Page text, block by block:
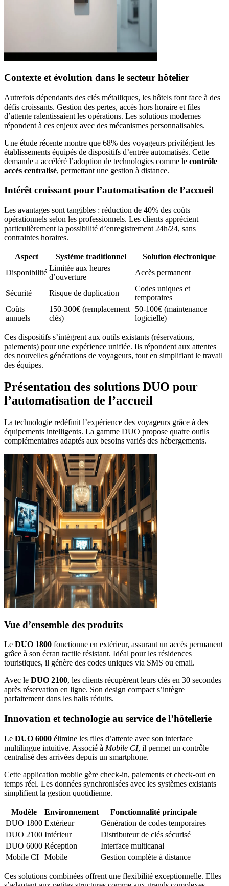
Contexte et évolution dans le secteur hôtelier
Autrefois dépendants des clés métalliques, les hôtels font face à des
défis croissants. Gestion des pertes, accès hors horaire et files
d’attente ralentissaient les opérations. Les solutions modernes
répondent à ces enjeux avec des mécanismes personnalisables.
Une étude récente montre que 68% des voyageurs privilégient les
établissements équipés de dispositifs d’entrée automatisés. Cette
demande a accéléré l’adoption de technologies comme le contrôle
accès centralisé, permettant une gestion à distance.
Intérêt croissant pour l’automatisation de l’accueil
Les avantages sont tangibles : réduction de 40% des coûts
opérationnels selon les professionnels. Les clients apprécient
particulièrement la possibilité d’enregistrement 24h/24, sans
contraintes horaires.
Aspect Système traditionnel
Solution électronique
Disponibilité
Limitée aux heures
d’ouverture
Accès permanent
Sécurité Risque de duplication
Codes uniques et
temporaires
Coûts
annuels
150-300€ (remplacement
clés)
50-100€ (maintenance
logicielle)
Ces dispositifs s’intègrent aux outils existants (réservations,
paiements) pour une expérience unifiée. Ils répondent aux attentes
des nouvelles générations de voyageurs, tout en simplifiant le travail
des équipes.
Présentation des solutions DUO pour
l’automatisation de l’accueil
La technologie redéfinit l’expérience des voyageurs grâce à des
équipements intelligents. La gamme DUO propose quatre outils
complémentaires adaptés aux besoins variés des hébergements.
Vue d’ensemble des produits
Le DUO 1800 fonctionne en extérieur, assurant un accès permanent
grâce à son écran tactile résistant. Idéal pour les résidences
touristiques, il génère des codes uniques via SMS ou email.
Avec le DUO 2100, les clients récupèrent leurs clés en 30 secondes
après réservation en ligne. Son design compact s’intègre
parfaitement dans les halls réduits.
Innovation et technologie au service de l’hôtellerie
Le DUO 6000 élimine les files d’attente avec son interface
multilingue intuitive. Associé à Mobile CI, il permet un contrôle
centralisé des arrivées depuis un smartphone.
Cette application mobile gère check-in, paiements et check-out en
temps réel. Les données synchronisées avec les systèmes existants
simplifient la gestion quotidienne.
Modèle Environnement
Fonctionnalité principale
DUO 1800 Extérieur
Génération de codes temporaires
DUO 2100 Intérieur
Distributeur de clés sécurisé
DUO 6000 Réception
Interface multicanal
Mobile CI
Mobile Gestion complète à distance
Ces solutions combinées offrent une flexibilité exceptionnelle. Elles